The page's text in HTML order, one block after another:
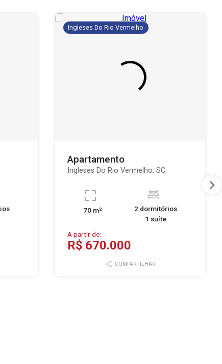
Ingleses Do Rio Vermelho
Apartamento
Ingleses Do Rio Vermelho, SC
70 m²
2 dormitórios
1 suíte
A partir de:
R$ 670.000
COMPARTILHAR